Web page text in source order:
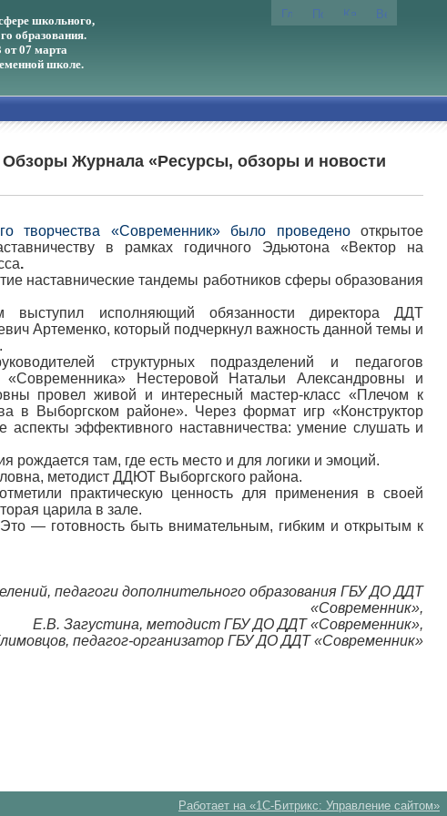
школьного,
образования.
07 марта
школе.
Журнала «Ресурсы, обзоры и новости
творчества «Современник» было проведенооткрытое
в рамках годичного Эдьютона «Вектор на
.
наставнические тандемы работников сферы образования
выступил исполняющий обязанности директора ДДТ
Артеменко, который подчеркнул важность данной темы и
структурных подразделений и педагогов
«Современника» Нестеровой Натальи Александровны и
провел живой и интересный мастер-класс «Плечом к
в Выборгском районе». Через формат игр «Конструктор
эффективного наставничества: умение слушать и
там, где есть место и для логики и эмоций.
методист ДДЮТ Выборгского района.
практическую ценность для применения в своей
царила в зале.
— готовность быть внимательным, гибким и открытым к
педагоги дополнительного образования ГБУ ДО ДДТ
«Современник»,
Е.В. Загустина, методист ГБУ ДО ДДТ «Современник»,
педагог-организатор ГБУ ДО ДДТ «Современник»
Работает на «1С-Битрикс: Управление сайтом»